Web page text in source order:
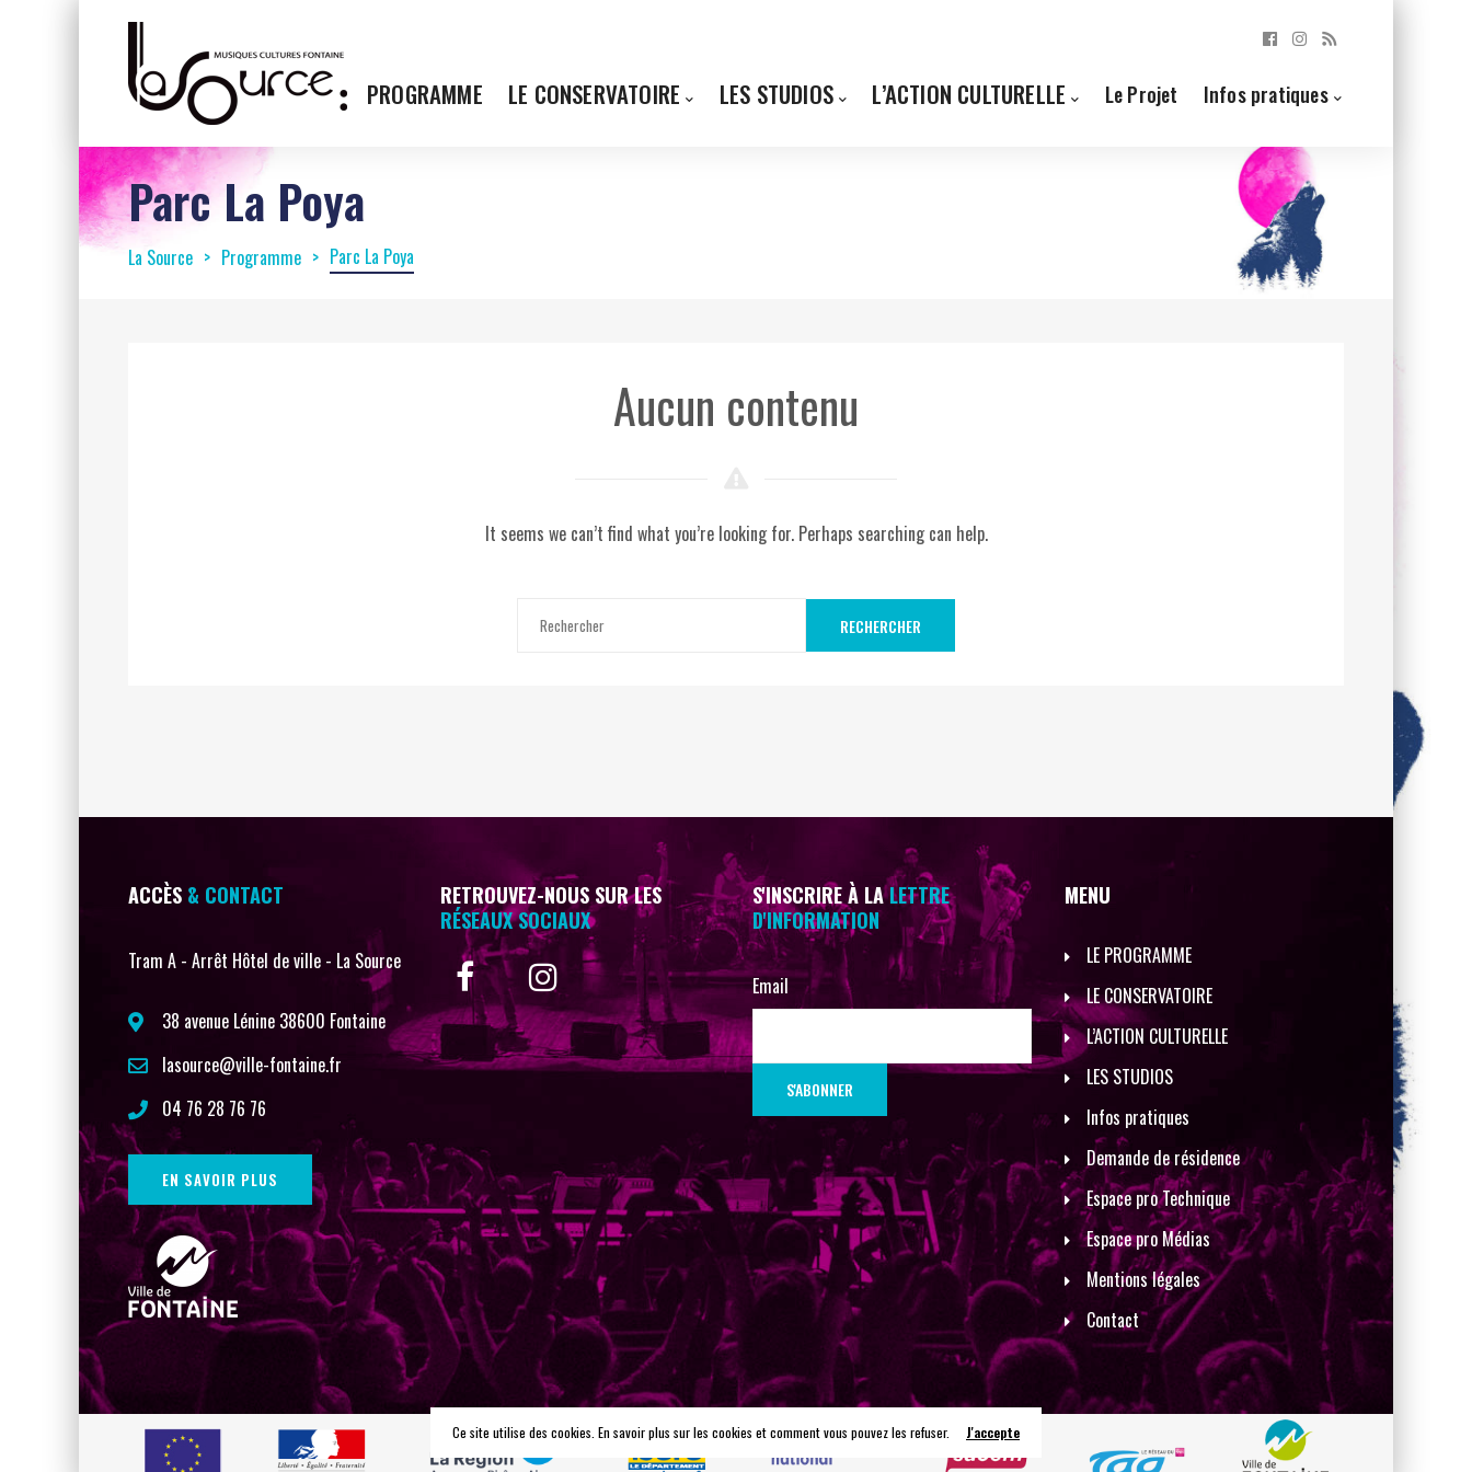
PROGRAMME LE CONSERVATOIRE LES STUDIOS L’ACTION CULTURELLE Le Projet Infos pratiques
Parc La Poya
La Source Programme Parc La Poya
Aucun contenu
It seems we can’t find what you’re looking for. Perhaps searching can help.
RECHERCHER
ACCÈS & CONTACT
Tram A - Arrêt Hôtel de ville - La Source
38 avenue Lénine 38600 Fontaine
lasource@ville-fontaine.fr
04 76 28 76 76
EN SAVOIR PLUS
RETROUVEZ-NOUS SUR LES
RÉSEAUX SOCIAUX
S'INSCRIRE À LALETTRE
D'INFORMATION
Email
MENU
LE PROGRAMME
LE CONSERVATOIRE
L’ACTION CULTURELLE
LES STUDIOS
Infos pratiques
Demande de résidence
Espace pro Technique
Espace pro Médias
Mentions légales
Contact
Ce site utilise des cookies. En savoir plus sur les cookies et comment vous pouvez les refuser. J'accepte